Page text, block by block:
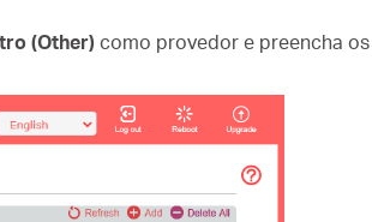
(Other) como provedor e preencha